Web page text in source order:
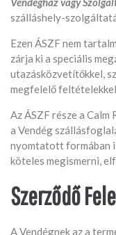
szálláshely-
Ezen ÁSZF nem
zárja ki a speciális
utazásközvetítőkkel,
megfelelő
Az ÁSZF része a
a Vendég
nyomtatott formában
köteles megismerni,
Szerződő
A Vendégnek az a